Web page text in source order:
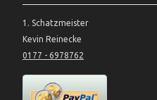
1. Schatzmeister
Kevin Reinecke
0177 - 6978762